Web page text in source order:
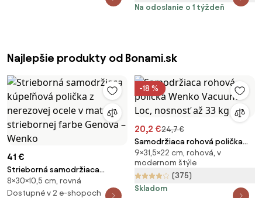
Na odoslanie o 1 týždeň
Najlepšie produkty od Bonami.sk
41 €
Strieborná samodržiaca
kúpeľňová polička z nerezovej
ocele v matne striebornej farbe
8×30×10,5 cm, rovná
Dostupné v 2 e-shopoch
-18 %
20,2 €24,7 €
Samodržiaca rohová polička
Wenko Vacuum-Loc, nosnosť
až 33 kg
9×31,5×22 cm, rohová, v
modernom štýle
(375)
Skladom